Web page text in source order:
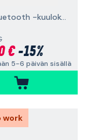
Sena Bluetooth -kuulokemikrofoneille
€-15%
5-6 päivän sisällä
work